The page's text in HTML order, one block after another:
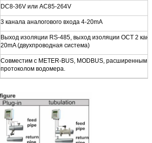
DC8-36V или AC85-264V
3 канала аналогового входа 4-20mA
Выход изоляции RS-485, выход изоляции OCT 2
20mA (двухпроводная система)
Совместим с METER-BUS, MODBUS, расширенным
протоколом водомера.